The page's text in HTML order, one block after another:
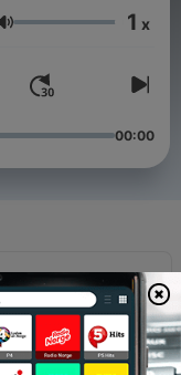
Volum 1 x
00:00